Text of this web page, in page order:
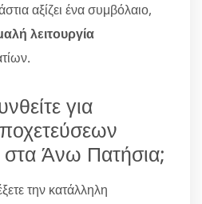
αξίζει ένα συμβόλαιο,
λειτουργία
για
στα Άνω Πατήσια;
την κατάλληλη